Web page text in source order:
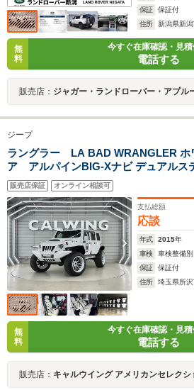
保証
保証付
住所
新潟県新
無
料
今すぐ在庫確認・見
電話する
販売店： ジャガー・ランドローバー・アプル
ジープ
ラングラー LA BAD WRANGLER ホ
ア アルパインBIG-Xナビ デュアルス
ー 後席リクライニングキット リフトア
オーバーフェンダー 社外マフラー レッ
ル
販売店保証 オンライン相談可
支払総額
応談
年式 2015年
車検
車検整備別
保証
保証付
住所
埼玉県所
無
料
今すぐ在庫確認・見
電話する
販売店： キャルウイング アメリカンセレクシ